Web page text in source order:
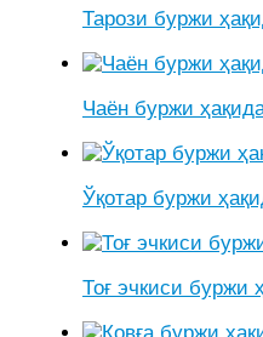
Тарози буржи
Чаён буржи
Ўқотар буржи
Тоғ эчкиси буржи